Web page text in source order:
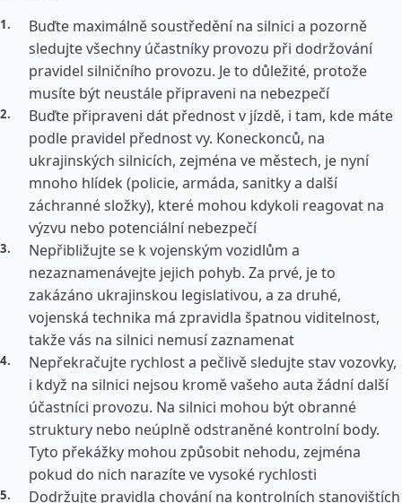
Buďte maximálně soustředění na silnici a pozorně
sledujte všechny účastníky provozu při dodržování
pravidel silničního provozu. Je to důležité, protože
musíte být neustále připraveni na nebezpečí
Buďte připraveni dát přednost v jízdě, i tam, kde máte
podle pravidel přednost vy. Koneckonců, na
ukrajinských silnicích, zejména ve městech, je nyní
mnoho hlídek (policie, armáda, sanitky a další
záchranné složky), které mohou kdykoli reagovat na
výzvu nebo potenciální nebezpečí
Nepřibližujte se k vojenským vozidlům a
nezaznamenávejte jejich pohyb. Za prvé, je to
zakázáno ukrajinskou legislativou, a za druhé,
vojenská technika má zpravidla špatnou viditelnost,
takže vás na silnici nemusí zaznamenat
Nepřekračujte rychlost a pečlivě sledujte stav vozovky,
i když na silnici nejsou kromě vašeho auta žádní další
účastníci provozu. Na silnici mohou být obranné
struktury nebo neúplně odstraněné kontrolní body.
Tyto překážky mohou způsobit nehodu, zejména
pokud do nich narazíte ve vysoké rychlosti
Dodržujte pravidla chování na kontrolních stanovištích